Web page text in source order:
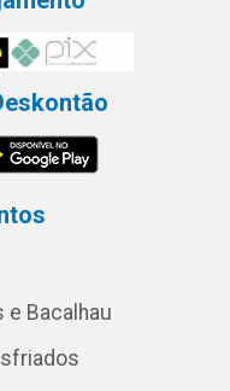
e Bacalhau